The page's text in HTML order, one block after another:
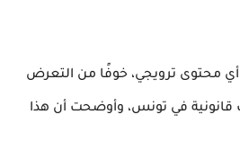
محتوى ترويجي، خوفًا من التعرض
قانونية في تونس، وأوضحت أن هذا